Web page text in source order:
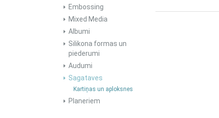
Embossing
Mixed Media
Albumi
Silikona formas un
piederumi
Audumi
Sagataves
Kartiņas un aploksnes
Planeriem